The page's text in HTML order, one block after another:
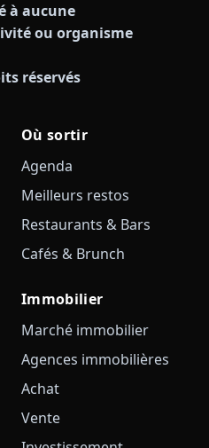
à aucune
ou organisme
réservés
Où sortir
Agenda
Meilleurs restos
Restaurants & Bars
Cafés & Brunch
Immobilier
Marché immobilier
Agences immobilières
Achat
Vente